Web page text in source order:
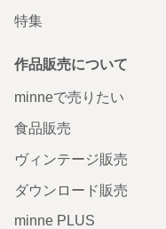
特集
作品販売について
minneで売りたい
食品販売
ヴィンテージ販売
ダウンロード販売
minne PLUS